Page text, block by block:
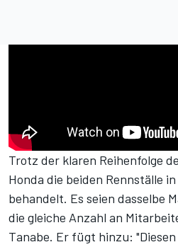
Trotz der klaren Reihenfolge
Honda die beiden Rennställe
behandelt. Es seien dasselbe
die gleiche Anzahl an
Tanabe. Er fügt hinzu: